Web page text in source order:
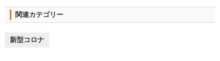
関連カテゴリー
新型コロナ